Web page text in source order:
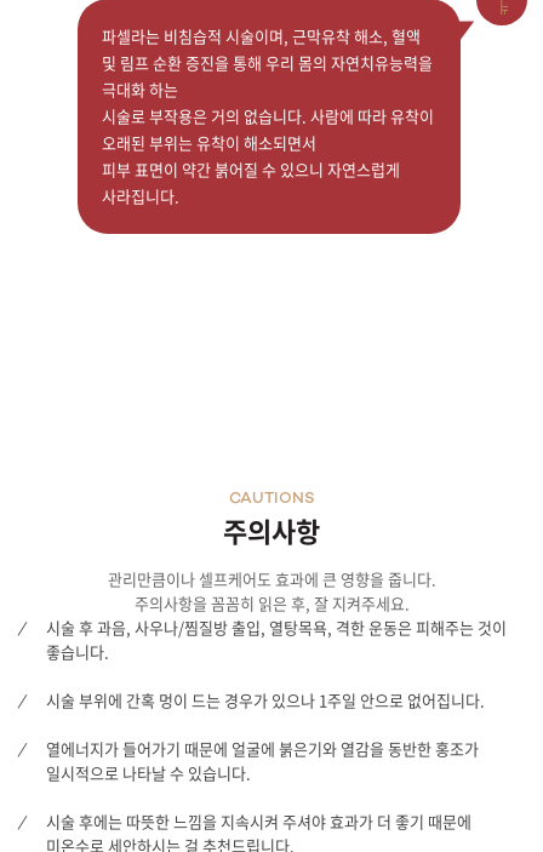
파셀라는 비침습적 시술이며, 근막유착 해소, 혈액
및 림프 순환 증진을 통해 우리 몸의 자연치유능력을
극대화 하는
시술로 부작용은 거의 없습니다. 사람에 따라 유착이
오래된 부위는 유착이 해소되면서
피부 표면이 약간 붉어질 수 있으니 자연스럽게
사라집니다.
주의사항
CAUTIONS
관리만큼이나 셀프케어도 효과에 큰 영향을 줍니다.
주의사항을 꼼꼼히 읽은 후, 잘 지켜주세요.
시술 후 과음, 사우나/찜질방 출입, 열탕목욕, 격한 운동은 피해주는 것이
좋습니다.
시술 부위에 간혹 멍이 드는 경우가 있으나 1주일 안으로 없어집니다.
열에너지가 들어가기 때문에 얼굴에 붉은기와 열감을 동반한 홍조가
일시적으로 나타날 수 있습니다.
시술 후에는 따뜻한 느낌을 지속시켜 주셔야 효과가 더 좋기 때문에
미온수로 세안하시는 걸 추천드립니다.